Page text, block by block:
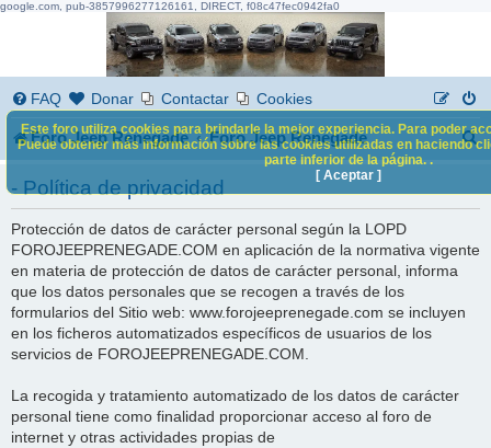
google.com, pub-3857996277126161, DIRECT, f08c47fec0942fa0
FAQ Donar Contactar Cookies
Foro Jeep Renegade Foro Jeep Renegade
B
s
- Política de privacidad
Protección de datos de carácter personal según la LOPD
FOROJEEPRENEGADE.COM en aplicación de la normativa vigente
en materia de protección de datos de carácter personal, informa
que los datos personales que se recogen a través de los
formularios del Sitio web: www.forojeeprenegade.com se incluyen
en los ficheros automatizados específicos de usuarios de los
servicios de FOROJEEPRENEGADE.COM.
La recogida y tratamiento automatizado de los datos de carácter
personal tiene como finalidad proporcionar acceso al foro de
internet y otras actividades propias de
Este foro utiliza cookies para brindarle la mejor experiencia. Para poder
Puede obtener más información sobre las cookies utilizadas en haciendo
parte inferior de la página. .
[ Aceptar ]